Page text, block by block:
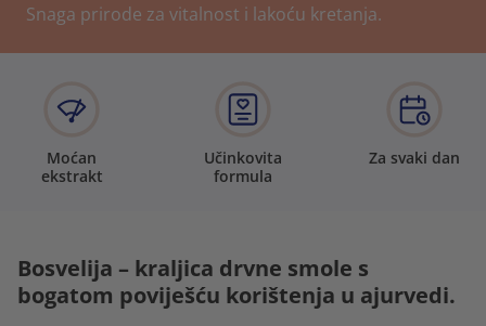
Snaga prirode za vitalnost i lakoću kretanja.
Moćan
ekstrakt
Učinkovita
formula
Za svaki dan
Bosvelija – kraljica drvne smole s
bogatom poviješću korištenja u ajurvedi.